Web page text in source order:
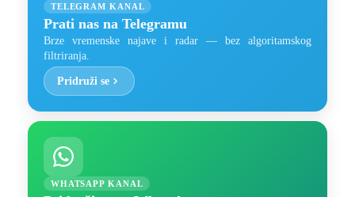
TELEGRAM KANAL
Prati nas na Telegramu
Brze vremenske najave i radar — bez algoritamskog
filtriranja.
Pridruži se
WHATSAPP KANAL